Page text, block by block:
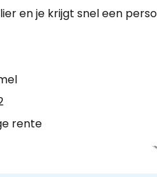
en je krijgt snel een
rente